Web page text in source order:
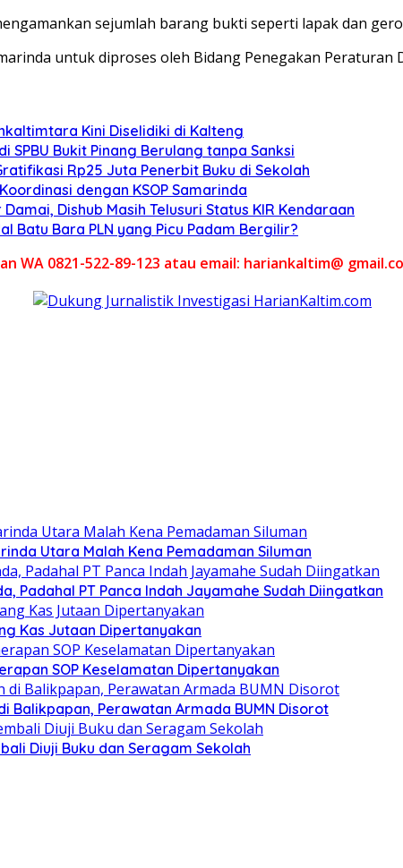
sejumlah barang bukti seperti lapak dan
untuk diproses oleh Bidang Penegakan Peraturan
Kini Diselidiki di Kalteng
SPBU Bukit Pinang Berulang tanpa Sanksi
Rp25 Juta Penerbit Buku di Sekolah
dengan KSOP Samarinda
Dishub Masih Telusuri Status KIR Kendaraan
Batu Bara PLN yang Picu Padam Bergilir?
WA 0821-522-89-123 atau email: hariankaltim@
Utara Malah Kena Pemadaman Siluman
Padahal PT Panca Indah Jayamahe Sudah Diingatkan
Kas Jutaan Dipertanyakan
SOP Keselamatan Dipertanyakan
Balikpapan, Perawatan Armada BUMN Disorot
Diuji Buku dan Seragam Sekolah